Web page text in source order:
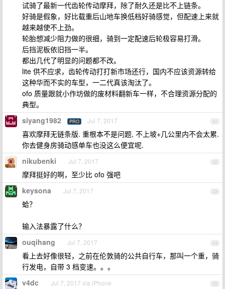
试骑了最新一代齿轮传动摩拜，除了耐久还是比不上链条。
好骑是假象，好比载重后山地车换低档好骑感觉，但配速上来就
越来越使不上劲。
轮胎想减少阻力做的很细，骑到一定配速后轮极容易打滑。
后挡泥板依旧挡一半。
都出几代了明显的问题都不改。
lite 供不应求，齿轮传动打打新市场还行，国内不应该资源转给
这种华而不实的车型，一二代真该淘汰了。
ofo 质量跟就小作坊做的废材料翻新车一样，不合理资源分配的
典型。
31
siyang1982 PRO Jul 7, 2017
喜欢摩拜无链条版. 重根本不是问题, 不上坡+几公里内不会太累.
你去健身房骑动感单车也没这么便宜呢.
32
nikubenki Jul 7, 2017
摩拜挺好的啊，至少比 ofo 强吧
33
keysona Jul 7, 2017
蛤？
输入法暴露了什么？
34
ouqihang Jul 7, 2017
看上去好像很轻，之前在伦敦骑的公共自行车，那叫一个重，骑
行发电，自带 3 档变速。。。
35
v4dc Jul 7, 2017 via iPhone